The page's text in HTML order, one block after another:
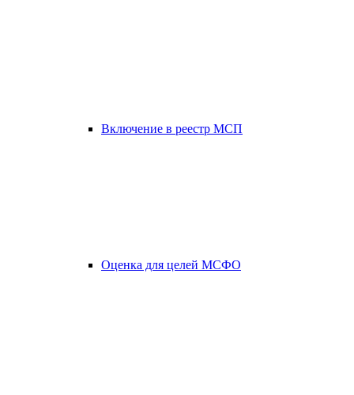
Включение в реестр МСП
Оценка для целей МСФО